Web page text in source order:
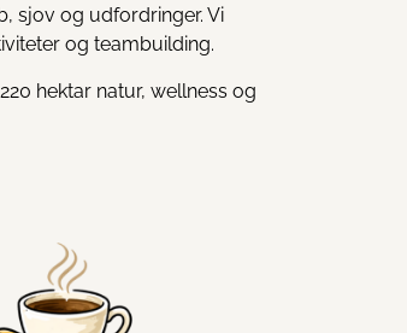
sjov og udfordringer. Vi
og teambuilding.
hektar natur, wellness og